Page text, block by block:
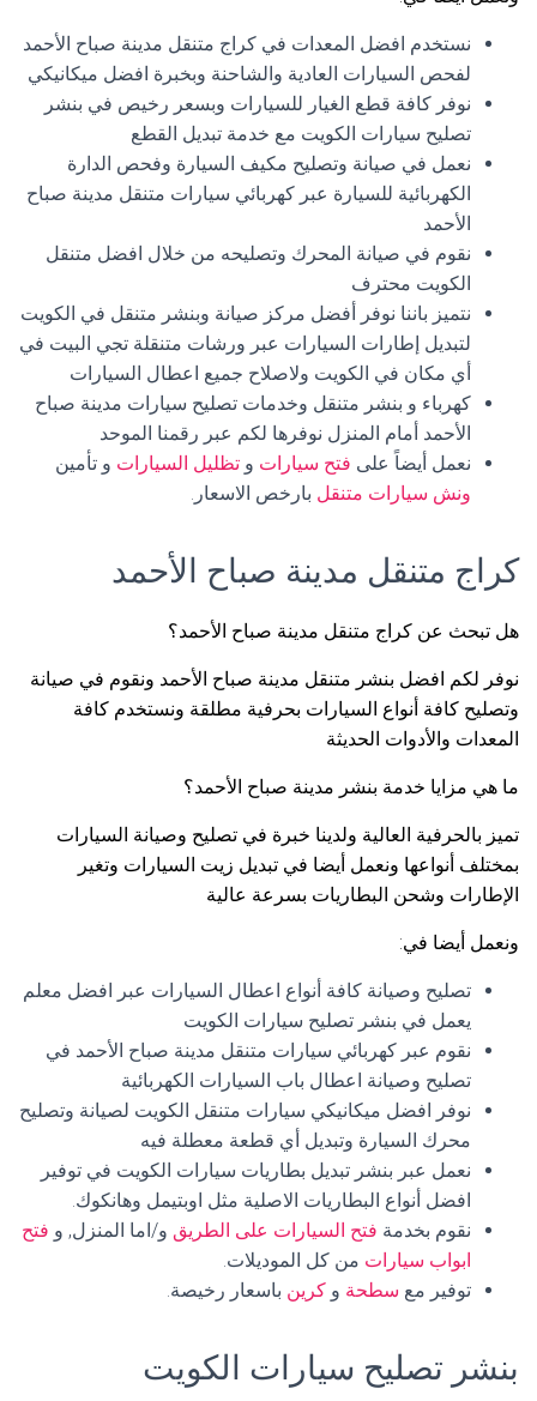
نستخدم افضل المعدات في كراج متنقل مدينة صباح الأحمد
لفحص السيارات العادية والشاحنة وبخبرة افضل ميكانيكي
نوفر كافة قطع الغيار للسيارات وبسعر رخيص في بنشر
تصليح سيارات الكويت مع خدمة تبديل القطع
نعمل في صيانة وتصليح مكيف السيارة وفحص الدارة
الكهربائية للسيارة عبر كهربائي سيارات متنقل مدينة صباح
الأحمد
نقوم في صيانة المحرك وتصليحه من خلال افضل متنقل
الكويت محترف
نتميز باننا نوفر أفضل مركز صيانة وبنشر متنقل في الكويت
لتبديل إطارات السيارات عبر ورشات متنقلة تجي البيت في
أي مكان في الكويت ولاصلاح جميع اعطال السيارات
كهرباء و بنشر متنقل وخدمات تصليح سيارات مدينة صباح
الأحمد أمام المنزل نوفرها لكم عبر رقمنا الموحد
نعمل أيضاً على فتح سيارات و تظليل السيارات و تأمين
ونش سيارات متنقل بارخص الاسعار.
كراج متنقل مدينة صباح الأحمد
هل تبحث عن كراج متنقل مدينة صباح الأحمد؟
نوفر لكم افضل بنشر متنقل مدينة صباح الأحمد ونقوم في صيانة
وتصليح كافة أنواع السيارات بحرفية مطلقة ونستخدم كافة
المعدات والأدوات الحديثة
ما هي مزايا خدمة بنشر مدينة صباح الأحمد؟
تميز بالحرفية العالية ولدينا خبرة في تصليح وصيانة السيارات
بمختلف أنواعها ونعمل أيضا في تبديل زيت السيارات وتغير
الإطارات وشحن البطاريات بسرعة عالية
ونعمل أيضا في:
تصليح وصيانة كافة أنواع اعطال السيارات عبر افضل معلم
يعمل في بنشر تصليح سيارات الكويت
نقوم عبر كهربائي سيارات متنقل مدينة صباح الأحمد في
تصليح وصيانة اعطال باب السيارات الكهربائية
نوفر افضل ميكانيكي سيارات متنقل الكويت لصيانة وتصليح
محرك السيارة وتبديل أي قطعة معطلة فيه
نعمل عبر بنشر تبديل بطاريات سيارات الكويت في توفير
افضل أنواع البطاريات الاصلية مثل اوبتيمل وهانكوك.
نقوم بخدمة فتح السيارات على الطريق و/اما المنزل, و فتح
ابواب سيارات من كل الموديلات.
توفير مع سطحة و كرين باسعار رخيصة.
بنشر تصليح سيارات الكويت